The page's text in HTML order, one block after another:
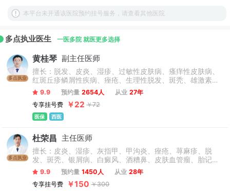
科、重点实验室（手外科）、重点实验室（抗生素）、内分泌
科、泌尿外科、肾病科、外科、消化科、肿瘤科、感染科、康
事、神经内科、皮肤科、激光治疗、核医学、职业病诊断、神
经外科临床质控中心7个，WHO研究与培训合作中心1个，重点
实验室、各类研究所、中心近20个。
本平台未开通该医院预约挂号服务，请查看其他医院
多点执业医生 一医多院 就医更多选择
多点执业
黄桂琴 副主任医师
擅长：脱发、皮炎、湿疹、过敏性皮肤病、瘙痒性皮肤病、
红斑丘疹鳞屑性疾病、痤疮、生理性脱发、斑秃、雄激素性
脱发、荨麻疹、过敏性湿疹、银屑病、寻常痤疮、溢脂性皮
炎、鱼鳞病、皮肤囊肿、疣、真菌性皮肤病、物理性皮肤
病、动物性皮肤病。
9.9 预约量 2654人 从业 27年
专享挂号费
￥22 ￥72
医保 西医
多点执业
杜荣昌 主任医师
擅长：皮炎、湿疹、灰指甲、甲沟炎、痤疮、荨麻疹、脱
发、斑秃、银屑病、白癜风、酒糟鼻、皮肤血管瘤、胎记、
瘢痕疙瘩、结节性痒疹、激素脸、血管痣、太田痣、汗疱
疹、老年性白斑、职业病皮肤病、化妆品不良反应等常见皮
肤病和疑难疾病，在皮肤病治疗领域有很深的造诣。
9.9 预约量 1450人 从业 28年
专享挂号费
￥150 ￥300